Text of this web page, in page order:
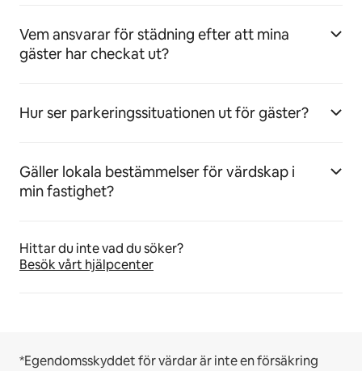
Vem ansvarar för städning efter att mina
gäster har checkat ut?
Hur ser parkeringssituationen ut för gäster?
Gäller lokala bestämmelser för värdskap i
min fastighet?
Hittar du inte vad du söker?
Besök vårt hjälpcenter
*Egendomsskyddet för värdar är inte en försäkring